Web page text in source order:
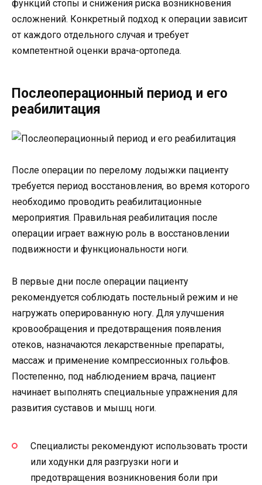
функций стопы и снижения риска возникновения
осложнений. Конкретный подход к операции зависит
от каждого отдельного случая и требует
компетентной оценки врача-ортопеда.
Послеоперационный период и его
реабилитация
После операции по перелому лодыжки пациенту
требуется период восстановления, во время которого
необходимо проводить реабилитационные
мероприятия. Правильная реабилитация после
операции играет важную роль в восстановлении
подвижности и функциональности ноги.
В первые дни после операции пациенту
рекомендуется соблюдать постельный режим и не
нагружать оперированную ногу. Для улучшения
кровообращения и предотвращения появления
отеков, назначаются лекарственные препараты,
массаж и применение компрессионных гольфов.
Постепенно, под наблюдением врача, пациент
начинает выполнять специальные упражнения для
развития суставов и мышц ноги.
Специалисты рекомендуют использовать трости
или ходунки для разгрузки ноги и
предотвращения возникновения боли при